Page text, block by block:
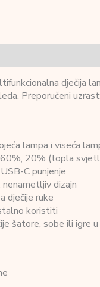
dječija
Preporučeni
lampa i viseća
20% (topla
C punjenje
nenametljiv dizajn
dječije ruke
koristiti
šatore, sobe ili igre u